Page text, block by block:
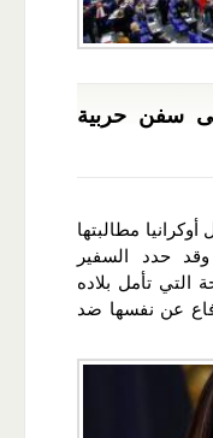
سفن حربية
مطالبتها
حدد السفير
التي تأمل بلاده
عن نفسها ضد